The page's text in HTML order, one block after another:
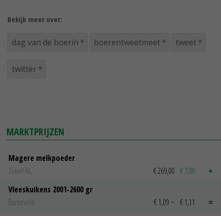
Bekijk meer over:
dag van de boerin boerentweetmeet tweet
twitter
MARKTPRIJZEN
Magere melkpoeder
Zuivel NL
€ 269,00 € 7,00
Vleeskuikens 2001-2600 gr
Barneveld
€ 1,09 ~ € 1,11